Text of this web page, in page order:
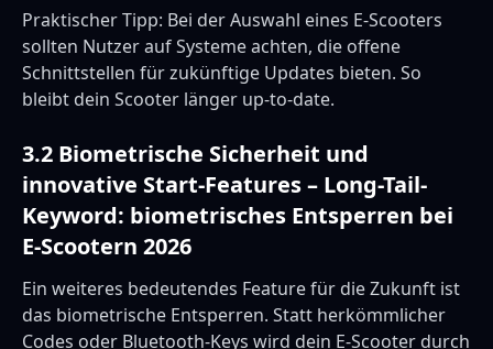
Praktischer Tipp: Bei der Auswahl eines E-Scooters
sollten Nutzer auf Systeme achten, die offene
Schnittstellen für zukünftige Updates bieten. So
bleibt dein Scooter länger up-to-date.
3.2 Biometrische Sicherheit und
innovative Start-Features – Long-Tail-
Keyword: biometrisches Entsperren bei
E-Scootern 2026
Ein weiteres bedeutendes Feature für die Zukunft ist
das biometrische Entsperren. Statt herkömmlicher
Codes oder Bluetooth-Keys wird dein E-Scooter durch